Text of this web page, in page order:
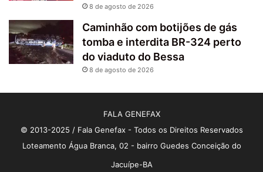
8 de agosto de 2026
Caminhão com botijões de gás
tomba e interdita BR-324 perto
do viaduto do Bessa
8 de agosto de 2026
FALA GENEFAX
© 2013-2025 / Fala Genefax - Todos os Direitos Reservados
Loteamento Água Branca, 02 - bairro Guedes Conceição do
Jacuípe-BA